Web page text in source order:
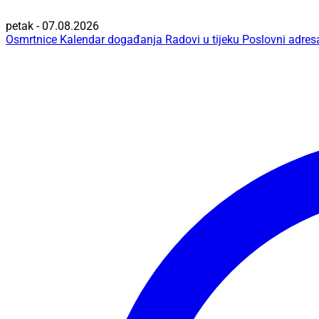
petak - 07.08.2026
Osmrtnice Kalendar događanja Radovi u tijeku Poslovni